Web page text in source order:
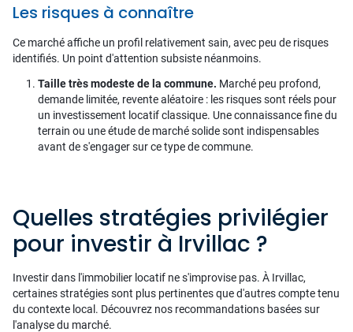
Les risques à connaître
Ce marché affiche un profil relativement sain, avec peu de risques
identifiés. Un point d'attention subsiste néanmoins.
Taille très modeste de la commune. Marché peu profond,
demande limitée, revente aléatoire : les risques sont réels pour
un investissement locatif classique. Une connaissance fine du
terrain ou une étude de marché solide sont indispensables
avant de s'engager sur ce type de commune.
Quelles stratégies privilégier
pour investir à Irvillac ?
Investir dans l'immobilier locatif ne s'improvise pas. À Irvillac,
certaines stratégies sont plus pertinentes que d'autres compte tenu
du contexte local. Découvrez nos recommandations basées sur
l'analyse du marché.